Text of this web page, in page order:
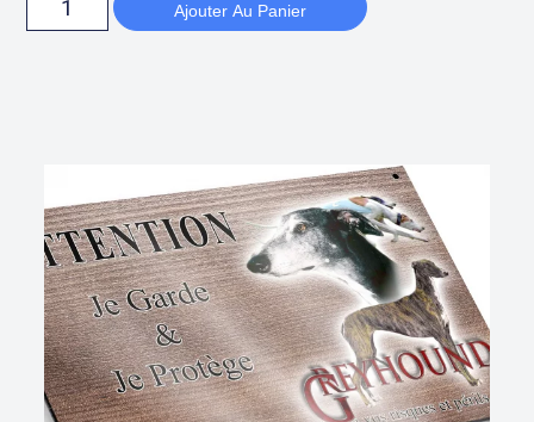
Ajouter Au Panier